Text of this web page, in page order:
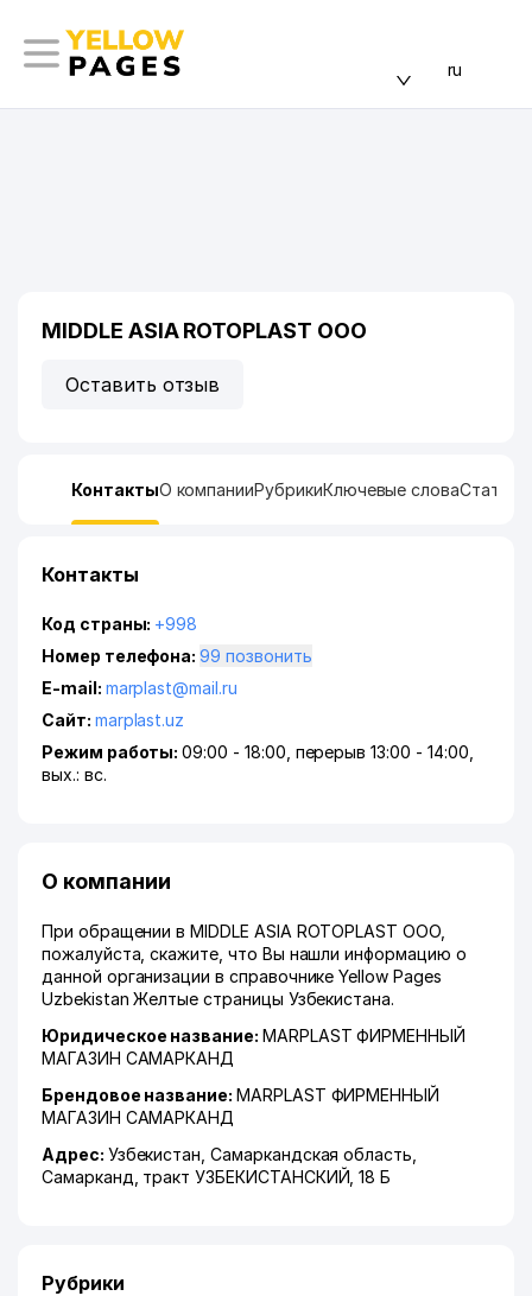
ru
MIDDLE ASIA ROTOPLAST ООО
Оставить отзыв
КонтактыО компанииРубрикиКлючевые слова
Контакты
Код страны: +998
Номер телефона:
99 позвонить
E-mail: marplast@mail.ru
Сайт: marplast.uz
Режим работы:09:00 - 18:00, перерыв 13:00 - 14:00,
вых.: вс.
О компании
При обращении в MIDDLE ASIA ROTOPLAST ООО,
пожалуйста, скажите, что Вы нашли информацию о
данной организации в справочнике Yellow Pages
Uzbekistan Желтые страницы Узбекистана.
Юридическое название: MARPLAST ФИРМЕННЫЙ
МАГАЗИН САМАРКАНД
Брендовое название: MARPLAST ФИРМЕННЫЙ
МАГАЗИН САМАРКАНД
Адрес: Узбекистан,Самаркандская область
Самарканд тракт УЗБЕКИСТАНСКИЙ , 18 Б
Рубрики